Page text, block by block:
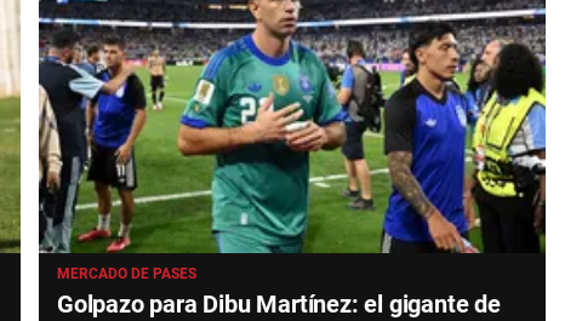
MERCADO DE PASES
Golpazo para Dibu Martínez: el gigante de